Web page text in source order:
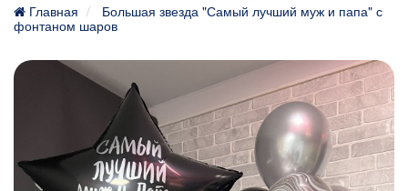
Главная
Большая звезда "Самый лучший муж и папа" с
фонтаном шаров